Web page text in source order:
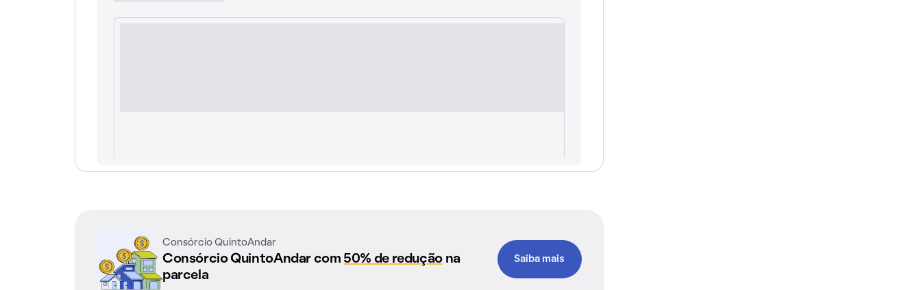
Consórcio QuintoAndar
Consórcio QuintoAndar com 50% de reduçãona
parcela
Saiba mais